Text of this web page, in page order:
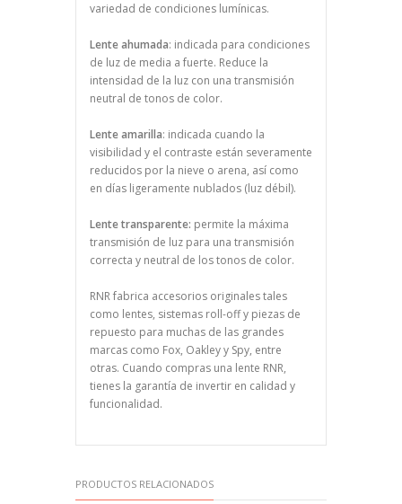
variedad de condiciones lumínicas.
Lente ahumada: indicada para condiciones
de luz de media a fuerte. Reduce la
intensidad de la luz con una transmisión
neutral de tonos de color.
Lente amarilla: indicada cuando la
visibilidad y el contraste están severamente
reducidos por la nieve o arena, así como
en días ligeramente nublados (luz débil).
Lente transparente: permite la máxima
transmisión de luz para una transmisión
correcta y neutral de los tonos de color.
RNR fabrica accesorios originales tales
como lentes, sistemas roll-off y piezas de
repuesto para muchas de las grandes
marcas como Fox, Oakley y Spy, entre
otras. Cuando compras una lente RNR,
tienes la garantía de invertir en calidad y
funcionalidad.
PRODUCTOS RELACIONADOS